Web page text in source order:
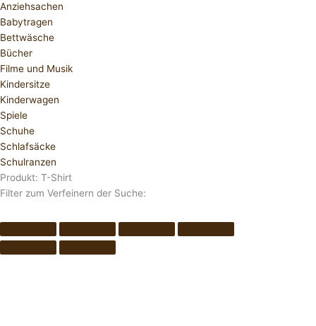
Anziehsachen
Babytragen
Bettwäsche
Bücher
Filme und Musik
Kindersitze
Kinderwagen
Spiele
Schuhe
Schlafsäcke
Schulranzen
Produkt: T-Shirt
Filter zum Verfeinern der Suche: